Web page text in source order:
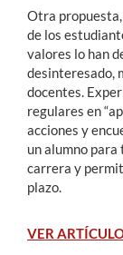
Otra
de los
valores lo han
desinteresado,
docentes.
regulares en
acciones y
un alumno para
carrera y
plazo.
VER